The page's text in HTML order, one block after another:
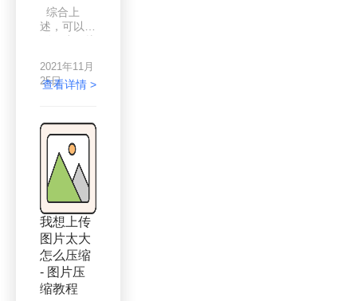
片太大，上
传平台失
败，图片太
够储存等
等，只能通
过图片压缩
那么如何压
缩图片呢？
方法当然是
有很多的
啦，下面来
给大家讲讲
吧。
综合上
述，可以看
健全，不仅
是使用简
压缩，一次
性就能批量
处理多张
JPG格式图
片和PNG
格式图片。
2021年11月
25日
查看详情 >
我想上传
图片太大
怎么压缩
- 图片压
缩教程